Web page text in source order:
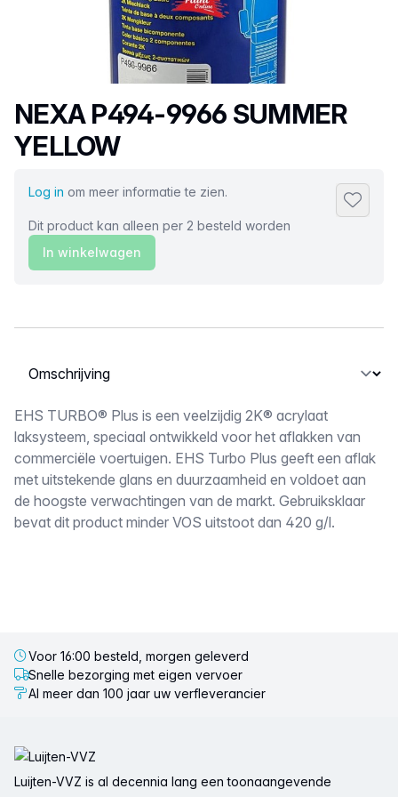
Productnaam
NEXA P494-9966 SUMMER
YELLOW
Log in om meer informatie te zien.
Dit product kan alleen per 2 besteld worden
In winkelwagen
Selecteer een tabblad
Omschrijving
EHS TURBO® Plus is een veelzijdig 2K® acrylaat
laksysteem, speciaal ontwikkeld voor het aflakken van
commerciële voertuigen. EHS Turbo Plus geeft een aflak
met uitstekende glans en duurzaamheid en voldoet aan
de hoogste verwachtingen van de markt. Gebruiksklaar
bevat dit product minder VOS uitstoot dan 420 g/l.
Voor 16:00 besteld, morgen geleverd
Snelle bezorging met eigen vervoer
Al meer dan 100 jaar uw verfleverancier
Luijten-VVZ is al decennia lang een toonaangevende